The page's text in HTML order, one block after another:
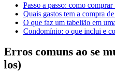
Passo a passo: como
Quais gastos tem a compra
O que faz um tabelião em
Condomínio: o que inclui e
Erros comuns ao se
los)